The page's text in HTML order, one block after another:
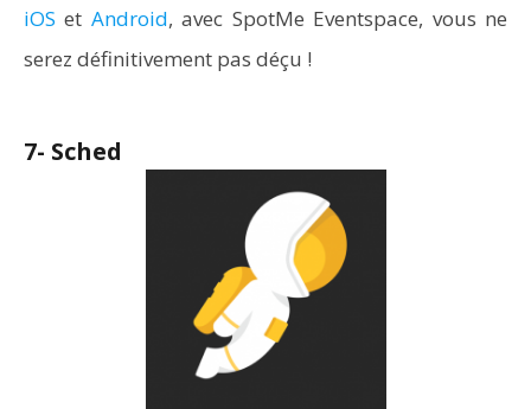
iOS et Android, avec SpotMe Eventspace, vous ne
serez définitivement pas déçu !
7- Sched